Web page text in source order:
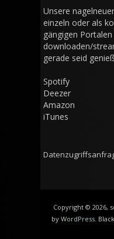
Unsere
einzeln oder als
gängigen
downloaden/
gerade seid
Spotify
Deezer
Amazon
iTunes
Copyright © 2026,
by WordPress .